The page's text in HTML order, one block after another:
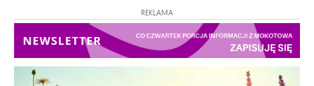
REKLAMA